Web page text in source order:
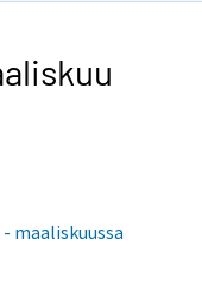
maaliskuussa